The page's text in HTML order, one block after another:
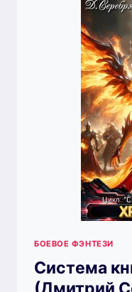
(ДМИТРИЙ
БОЕВОЕ ФЭНТЕЗИ
Система